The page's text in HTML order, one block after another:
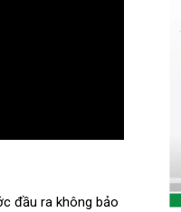
đầu ra không bảo